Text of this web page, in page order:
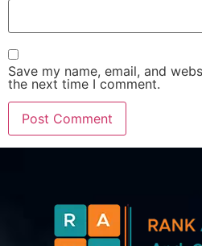
Save my name, email, and
the next time I comment.